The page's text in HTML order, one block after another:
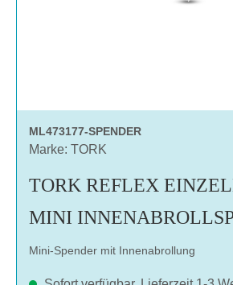
ML473177-SPENDER
Marke: TORK
TORK REFLEX
MINI
Mini-Spender mit Innenabrollung